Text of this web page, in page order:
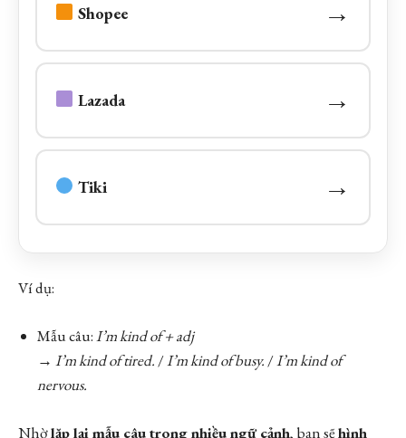
Shopee →
Lazada →
Tiki →
Ví dụ:
Mẫu câu:I’m kind of + adj
→ I’m kind of tired. /I’m kind of busy. /I’m kind of
nervous.
Nhờlặp lại mẫu câu trong nhiều ngữ cảnh, bạn sẽhình